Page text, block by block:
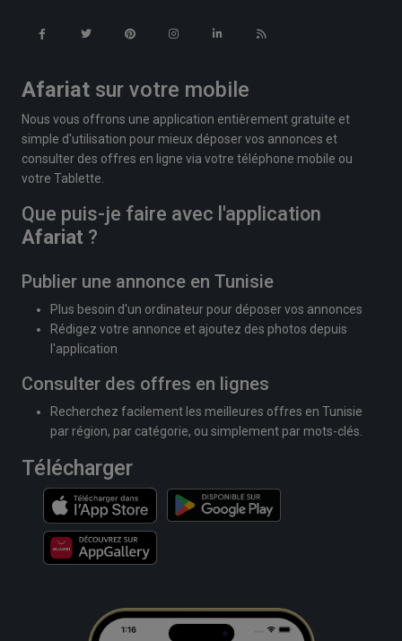
Afariat sur votre mobile
Nous vous offrons une application entièrement gratuite et
simple d'utilisation pour mieux déposer vos annonces et
consulter des offres en ligne via votre téléphone mobile ou
votre Tablette.
Que puis-je faire avec l'application
Afariat ?
Publier une annonce en Tunisie
Plus besoin d'un ordinateur pour déposer vos annonces
Rédigez votre annonce et ajoutez des photos depuis
l'application
Consulter des offres en lignes
Recherchez facilement les meilleures offres en Tunisie
par région, par catégorie, ou simplement par mots-clés.
Télécharger